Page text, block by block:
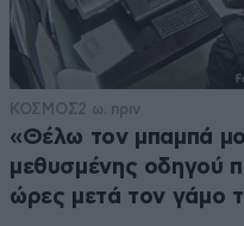
ΚΟΣΜΟΣ2 ω. πριν
«Θέλω τον μπαμπά
μεθυσμένης οδηγού
ώρες μετά τον γάμο